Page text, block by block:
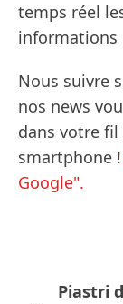
temps réel
informations
Nous suivre
nos news
dans votre
smartphone !
Google".
Piastri